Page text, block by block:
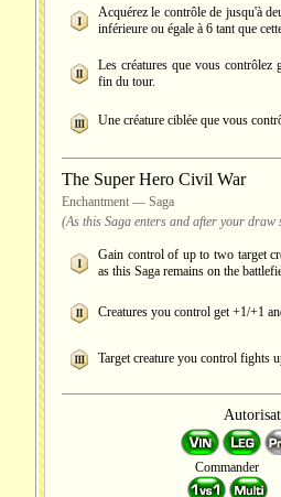
Acquérez le contrôle de jusqu'à
inférieure ou égale à 6 tant que
Les créatures que vous contrôlez
fin du tour.
Une créature ciblée que vous
The Super Hero Civil War
Enchantment — Saga
(As this Saga enters and after your
Gain control of up to two target
as this Saga remains on the
Creatures you control get +1/+1
Target creature you control fights
Commander